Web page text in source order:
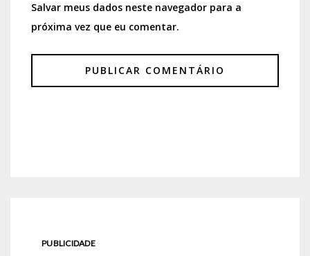
Salvar meus dados neste navegador para a
próxima vez que eu comentar.
PUBLICIDADE